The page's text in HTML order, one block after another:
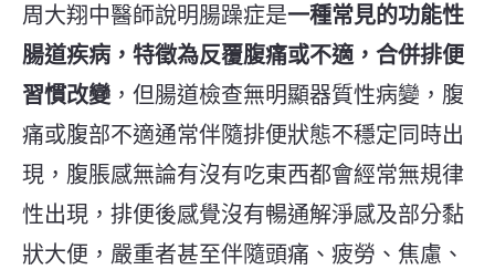
周大翔中醫師說明腸躁症是一種常見的功能性
腸道疾病，特徵為反覆腹痛或不適，合併排便
習慣改變 ，但腸道檢查無明顯器質性病變，腹
痛或腹部不適通常伴隨排便狀態不穩定同時出
現，腹脹感無論有沒有吃東西都會經常無規律
性出現，排便後感覺沒有暢通解淨感及部分黏
狀大便，嚴重者甚至伴隨頭痛、疲勞、焦慮、